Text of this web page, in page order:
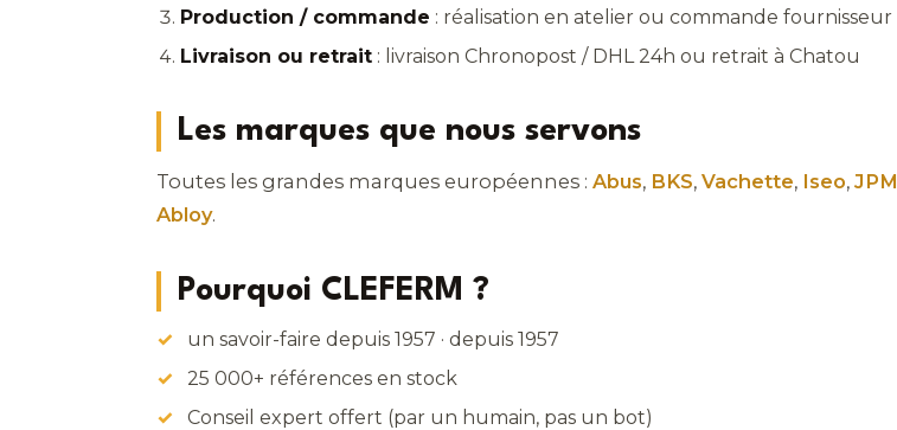
Production / commande : réalisation en atelier ou commande fournisseur
Livraison ou retrait : livraison Chronopost / DHL 24h ou retrait à Chatou
Les marques que nous servons
Toutes les grandes marques européennes : Abus, BKS, Vachette, Iseo, JPM
Abloy.
Pourquoi CLEFERM ?
un savoir-faire depuis 1957 · depuis 1957
25 000+ références en stock
Conseil expert offert (par un humain, pas un bot)